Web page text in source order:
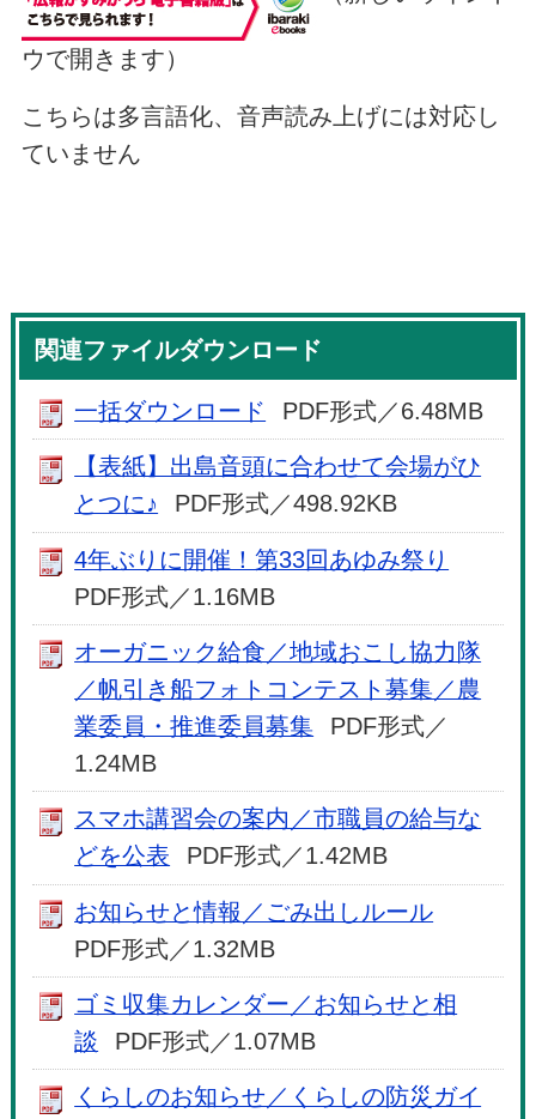
ウで開きます）
こちらは多言語化、音声読み上げには対応し
ていません
関連ファイルダウンロード
一括ダウンロード PDF形式／6.48MB
【表紙】出島音頭に合わせて会場がひ
とつに♪
PDF形式／498.92KB
4年ぶりに開催！第33回あゆみ祭り
PDF形式／1.16MB
オーガニック給食／地域おこし協力隊
／帆引き船フォトコンテスト募集／農
業委員・推進委員募集
PDF形式／
1.24MB
スマホ講習会の案内／市職員の給与な
どを公表
PDF形式／1.42MB
お知らせと情報／ごみ出しルール
PDF形式／1.32MB
ゴミ収集カレンダー／お知らせと相
談
PDF形式／1.07MB
くらしのお知らせ／くらしの防災ガイ